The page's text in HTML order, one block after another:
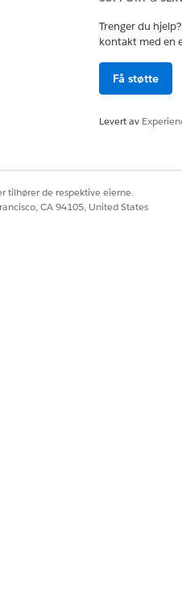
finnes en liste over
Trenger du
kontakt med en
Få støtte
Levert av
tilhører de respektive eierne.
CA 94105, United States